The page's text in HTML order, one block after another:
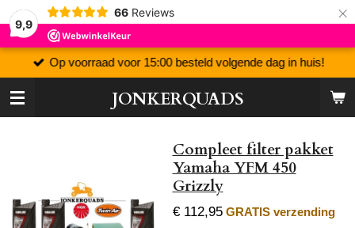
9,9
66 Reviews ×
JONKERQUADS
Op voorraad voor 15:00 besteld volgende dag in huis!
Compleet filter pakket
Yamaha YFM 450
Grizzly
€ 112,95 GRATIS verzending